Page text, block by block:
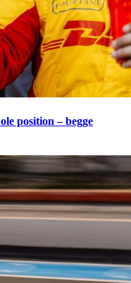
position – begge